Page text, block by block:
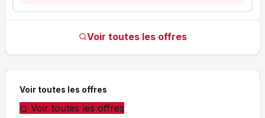
Voir toutes les offres
Voir toutes les offres
Voir toutes les offres